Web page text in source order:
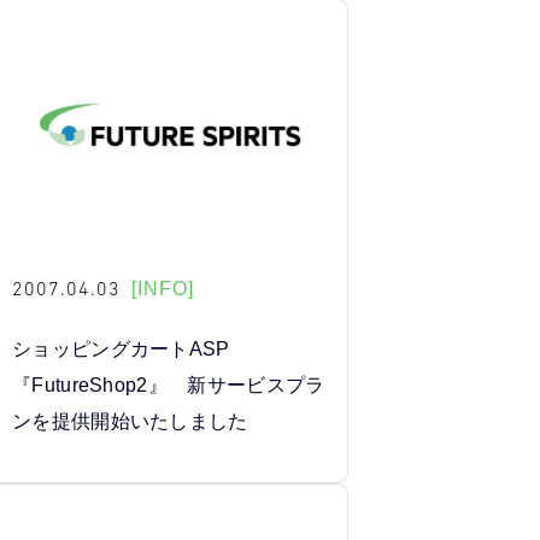
2007.04.03 [INFO]
ショッピングカートASP
『FutureShop2』 新サービスプラ
ンを提供開始いたしました